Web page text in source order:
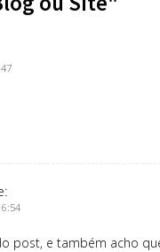
post, e também acho